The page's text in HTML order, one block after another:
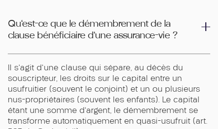
Qu'est-ce que le démembrement de la
clause bénéficiaire d'une assurance-vie ?
Il s'agit d'une clause qui sépare, au décès du
souscripteur, les droits sur le capital entre un
usufruitier (souvent le conjoint) et un ou plusieurs
nus-propriétaires (souvent les enfants). Le capital
étant une somme d'argent, le démembrement se
transforme automatiquement en quasi-usufruit (art.